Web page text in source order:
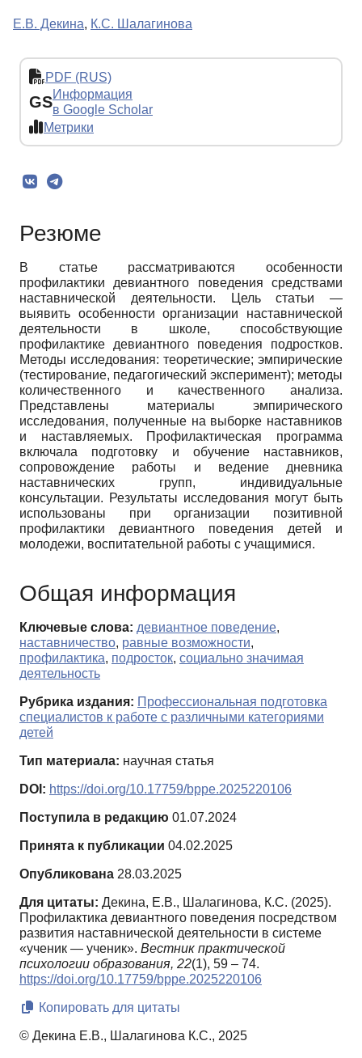
Е.В. Декина, К.С. Шалагинова
PDF (RUS)
GSИнформация
в Google Scholar
Метрики
Резюме
В статье рассматриваются особенности
профилактики девиантного поведения средствами
наставнической деятельности. Цель статьи —
выявить особенности организации наставнической
деятельности в школе, способствующие
профилактике девиантного поведения подростков.
Методы исследования: теоретические; эмпирические
(тестирование, педагогический эксперимент); методы
количественного и качественного анализа.
Представлены материалы эмпирического
исследования, полученные на выборке наставников
и наставляемых. Профилактическая программа
включала подготовку и обучение наставников,
сопровождение работы и ведение дневника
наставнических групп, индивидуальные
консультации. Результаты исследования могут быть
использованы при организации позитивной
профилактики девиантного поведения детей и
молодежи, воспитательной работы с учащимися.
Общая информация
Ключевые слова: девиантное поведение,
наставничество, равные возможности,
профилактика, подросток, социально значимая
деятельность
Рубрика издания: Профессиональная подготовка
специалистов к работе с различными категориями
детей
Тип материала: научная статья
DOI: https://doi.org/10.17759/bppe.2025220106
Поступила в редакцию 01.07.2024
Принята к публикации 04.02.2025
Опубликована 28.03.2025
Для цитаты: Декина, Е.В., Шалагинова, К.С. (2025).
Профилактика девиантного поведения посредством
развития наставнической деятельности в системе
«ученик — ученик». Вестник практической
психологии образования, 22(1), 59 – 74.
https://doi.org/10.17759/bppe.2025220106
Копировать для цитаты
© Декина Е.В., Шалагинова К.С., 2025